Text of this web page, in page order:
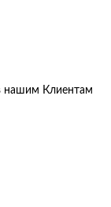
нашим Клиентам